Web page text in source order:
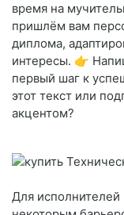
время на
пришлём вам
диплома,
интересы. 👉
первый шаг к
этот текст или
акцентом?
Для исполнителей